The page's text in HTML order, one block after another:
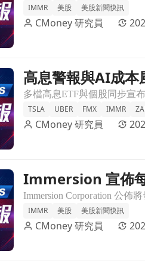
IMMR
美股 美股新聞快訊
CMoney 研究員
配息潮襲擊市場、企業急踩
高息警報與AI成本
TSLA
UBER FMX IMMR
CMoney 研究員
股利 投資者喜迎穩定回報！
Immersion 宣佈
IMMR
美股 美股新聞快訊
CMoney 研究員